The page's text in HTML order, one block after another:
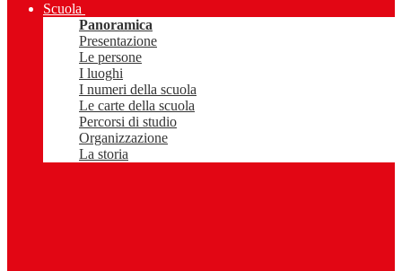
Scuola
Panoramica
Presentazione
Le persone
I luoghi
I numeri della scuola
Le carte della scuola
Percorsi di studio
Organizzazione
La storia